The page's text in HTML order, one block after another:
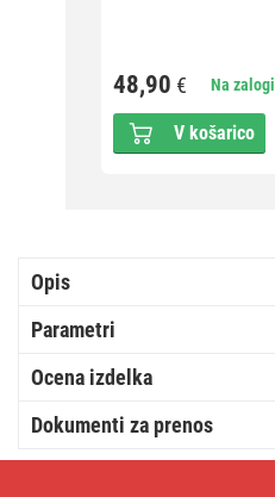
48,90 € Na zalogi
V košarico
Opis
Parametri
Ocena izdelka
Dokumenti za prenos